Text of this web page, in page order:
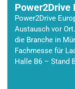
Power2Drive
Power2Drive
Austausch vor
die Branche in
Fachmesse für
Halle B6 – Stand